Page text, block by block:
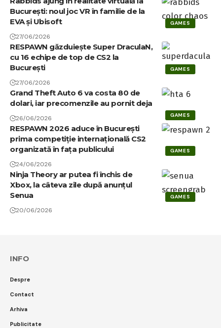
GAMES
București: noul joc VR în familie de la
EVA și Ubisoft
27/06/2026
GAMES
RESPAWN găzduiește Super DraculaN,
cu 16 echipe de top de CS2 la
București
27/06/2026
GAMES
Grand Theft Auto 6 va costa 80 de
dolari, iar precomenzile au pornit deja
26/06/2026
GAMES
RESPAWN 2026 aduce în București
prima competiție internațională CS2
organizată în fața publicului
24/06/2026
GAMES
Ninja Theory ar putea fi închis de
Xbox, la câteva zile după anunțul
Senua
20/06/2026
INFO
Despre
Contact
Arhiva
Publicitate